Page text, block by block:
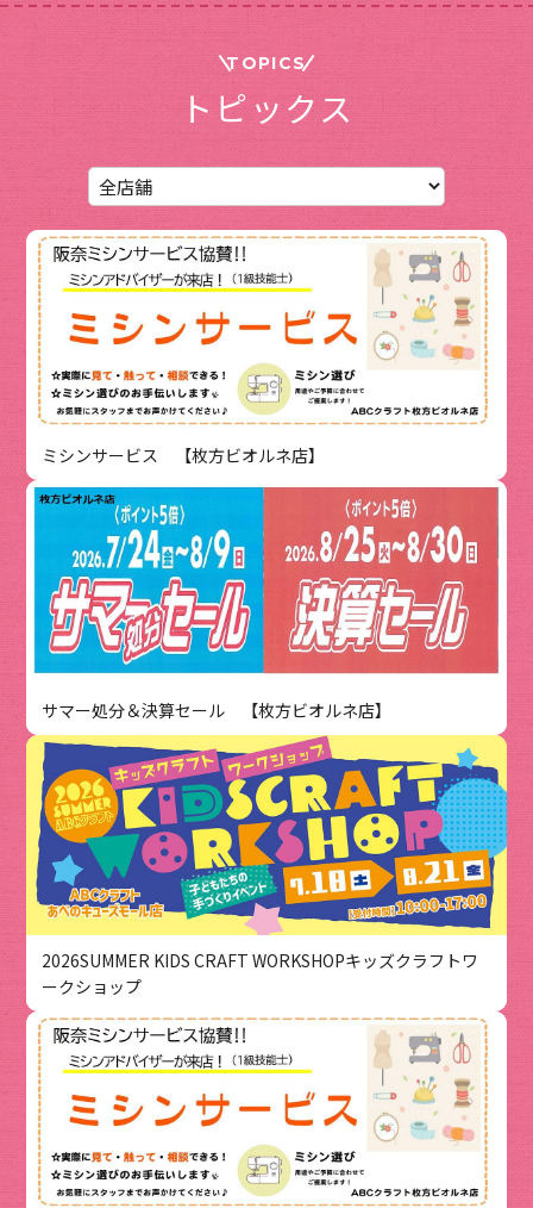
TOPICS
トピックス
ミシンサービス 【枚方ビオルネ店】
サマー処分＆決算セール 【枚方ビオルネ店】
2026SUMMER KIDS CRAFT WORKSHOPキッズクラフトワ
ークショップ